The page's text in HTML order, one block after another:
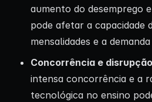
aumento do desemprego
pode afetar a capacidade
mensalidades e a
Concorrência e
intensa concorrência e a
tecnológica no ensino